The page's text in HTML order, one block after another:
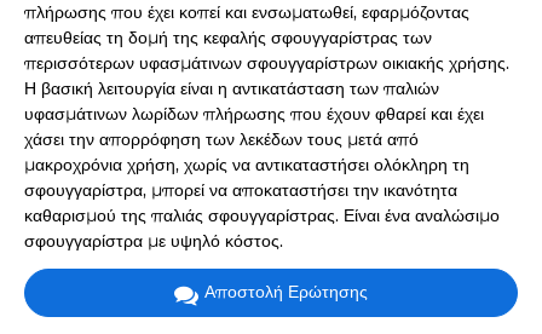
πλήρωσης που έχει κοπεί και ενσωματωθεί, εφαρμόζοντας
απευθείας τη δομή της κεφαλής σφουγγαρίστρας των
περισσότερων υφασμάτινων σφουγγαρίστρων οικιακής χρήσης.
Η βασική λειτουργία είναι η αντικατάσταση των παλιών
υφασμάτινων λωρίδων πλήρωσης που έχουν φθαρεί και έχει
χάσει την απορρόφηση των λεκέδων τους μετά από
μακροχρόνια χρήση, χωρίς να αντικαταστήσει ολόκληρη τη
σφουγγαρίστρα, μπορεί να αποκαταστήσει την ικανότητα
καθαρισμού της παλιάς σφουγγαρίστρας. Είναι ένα αναλώσιμο
σφουγγαρίστρα με υψηλό κόστος.
Αποστολή Ερώτησης